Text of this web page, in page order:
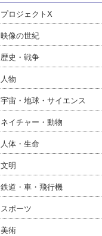
プロジェクトX
映像の世紀
歴史・戦争
人物
宇宙・地球・サイエンス
ネイチャー・動物
人体・生命
文明
鉄道・車・飛行機
スポーツ
美術